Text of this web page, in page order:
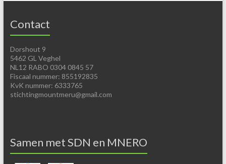
Contact
Dorshout 9
5462 GL Veghel
NL12 RABO 0304 0845 57
Fiscaal nummer: 855192835
KvK nummer: 6333765
stichtingmountmeru@gmail.com
Samen met SDN en MNERO